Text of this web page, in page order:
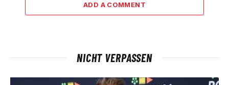
ADD A COMMENT
NICHT VERPASSEN